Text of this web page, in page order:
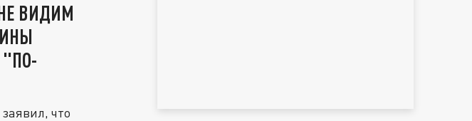
ВИДИМ
"ПО-
что